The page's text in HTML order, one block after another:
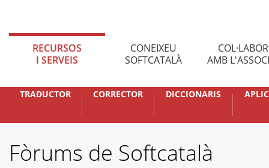
RECURSOS
I SERVEIS
CONEIXEU
SOFTCATALÀ
AMB
TRADUCTOR CORRECTOR DICCIONARIS
Fòrums de Softcatalà